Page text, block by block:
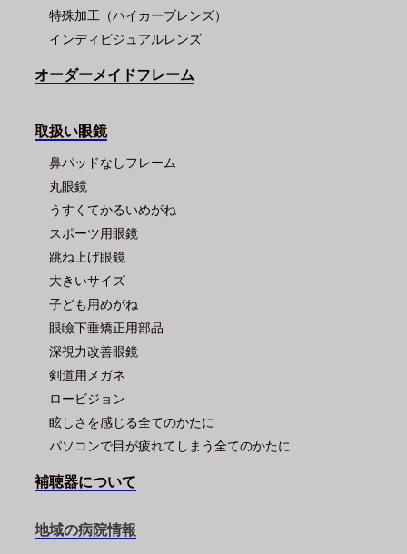
特殊加工（ハイカーブレンズ）
インディビジュアルレンズ
オーダーメイドフレーム
取扱い眼鏡
鼻パッドなしフレーム
丸眼鏡
うすくてかるいめがね
スポーツ用眼鏡
跳ね上げ眼鏡
大きいサイズ
子ども用めがね
眼瞼下垂矯正用部品
深視力改善眼鏡
剣道用メガネ
ロービジョン
眩しさを感じる全てのかたに
パソコンで目が疲れてしまう全てのかたに
補聴器について
地域の病院情報